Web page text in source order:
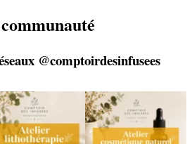
@comptoirdesinfusees
🌿 Un bracelet
juste pour
vous
...
🌿 Deux rendez-vous
cosmétiques avec Sophie
(Lou...